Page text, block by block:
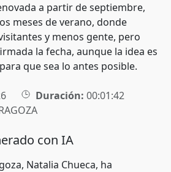
a partir de septiembre,
meses de verano, donde
y menos gente, pero
la fecha, aunque la idea es
que sea lo antes posible.
Duración: 00:01:42
con IA
Natalia Chueca, ha